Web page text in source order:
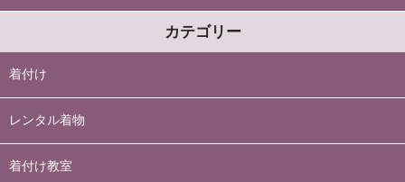
カテゴリー
着付け
レンタル着物
着付け教室